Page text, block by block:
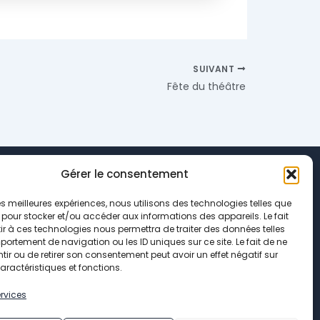
Gérer le consentement
meilleures expériences, nous utilisons des technologies telles que
stocker et/ou accéder aux informations des appareils. Le fait
à ces technologies nous permettra de traiter des données telles
de navigation ou les ID uniques sur ce site. Le fait de ne
ou de retirer son consentement peut avoir un effet négatif sur
et fonctions.
SUIVANT
Fête du théâtre